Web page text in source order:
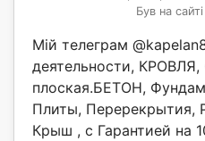
Був на
Мій телеграм
деятельности, КРОВЛЯ,
плоская.БЕТОН,
Плиты, Перерекрытия,
Крыш , с Гарантией на